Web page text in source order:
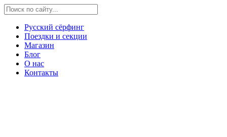
Русский сёрфинг
Поездки и секции
Магазин
Блог
О нас
Контакты